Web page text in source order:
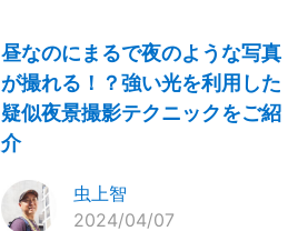
昼なのにまるで夜のような写真
が撮れる！？強い光を利用した
疑似夜景撮影テクニックをご紹
介
虫上智
2024/04/07